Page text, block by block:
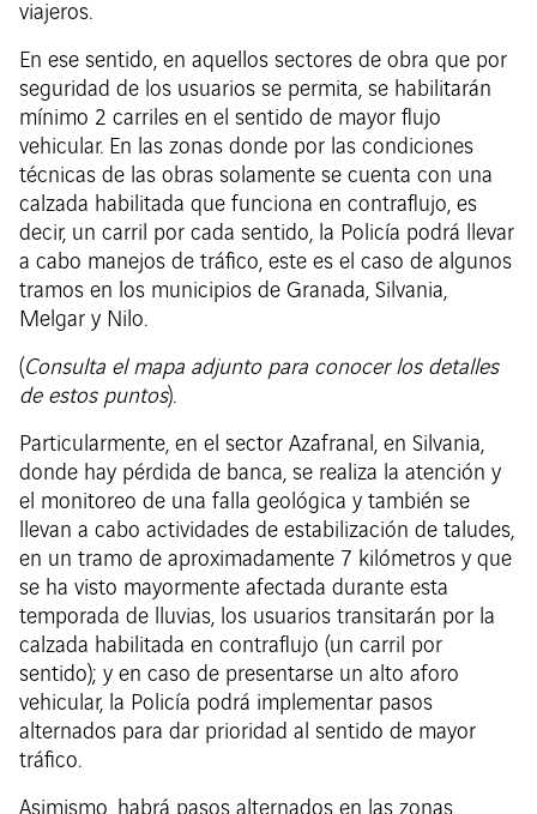
viajeros.
En ese sentido, en aquellos sectores de obra que por
seguridad de los usuarios se permita, se habilitarán
mínimo 2 carriles en el sentido de mayor flujo
vehicular. En las zonas donde por las condiciones
técnicas de las obras solamente se cuenta con una
calzada habilitada que funciona en contraflujo, es
decir, un carril por cada sentido, la Policía podrá llevar
a cabo manejos de tráfico, este es el caso de algunos
tramos en los municipios de Granada, Silvania,
Melgar y Nilo.
(Consulta el mapa adjunto para conocer los detalles
de estos puntos).
Particularmente, en el sector Azafranal, en Silvania,
donde hay pérdida de banca, se realiza la atención y
el monitoreo de una falla geológica y también se
llevan a cabo actividades de estabilización de taludes,
en un tramo de aproximadamente 7 kilómetros y que
se ha visto mayormente afectada durante esta
temporada de lluvias, los usuarios transitarán por la
calzada habilitada en contraflujo (un carril por
sentido); y en caso de presentarse un alto aforo
vehicular, la Policía podrá implementar pasos
alternados para dar prioridad al sentido de mayor
tráfico.